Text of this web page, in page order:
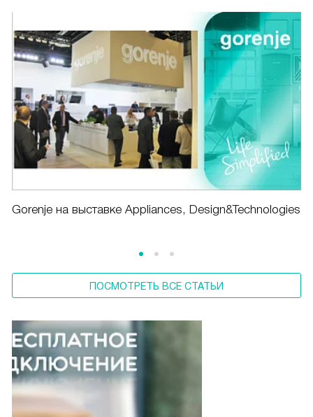
Gorenje на выставке Appliances, Design&Technologies
ПОСМОТРЕТЬ ВСЕ СТАТЬИ